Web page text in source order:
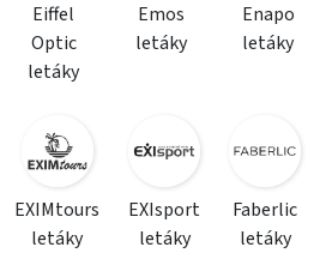
Eiffel
Optic
letáky
Emos
letáky
Enapo
letáky
EXIMtours
letáky
EXIsport
letáky
Faberlic
letáky